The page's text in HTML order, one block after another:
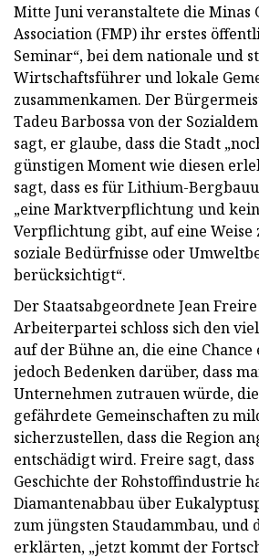
Mitte Juni veranstaltete die Minas
Association (FMP) ihr erstes
Seminar“, bei dem nationale und
Wirtschaftsführer und lokale
zusammenkamen. Der
Tadeu Barbossa von der
sagt, er glaube, dass die Stadt
günstigen Moment wie diesen
sagt, dass es für Lithium-
„eine Marktverpflichtung und
Verpflichtung gibt, auf eine Weise
soziale Bedürfnisse oder
berücksichtigt“.
Der Staatsabgeordnete Jean
Arbeiterpartei schloss sich den
auf der Bühne an, die eine
jedoch Bedenken darüber, dass
Unternehmen zutrauen würde,
gefährdete Gemeinschaften zu
sicherzustellen, dass die Region
entschädigt wird. Freire sagt, dass
Geschichte der Rohstoffindustrie
Diamantenabbau über
zum jüngsten Staudammbau, und
erklärten, „jetzt kommt der